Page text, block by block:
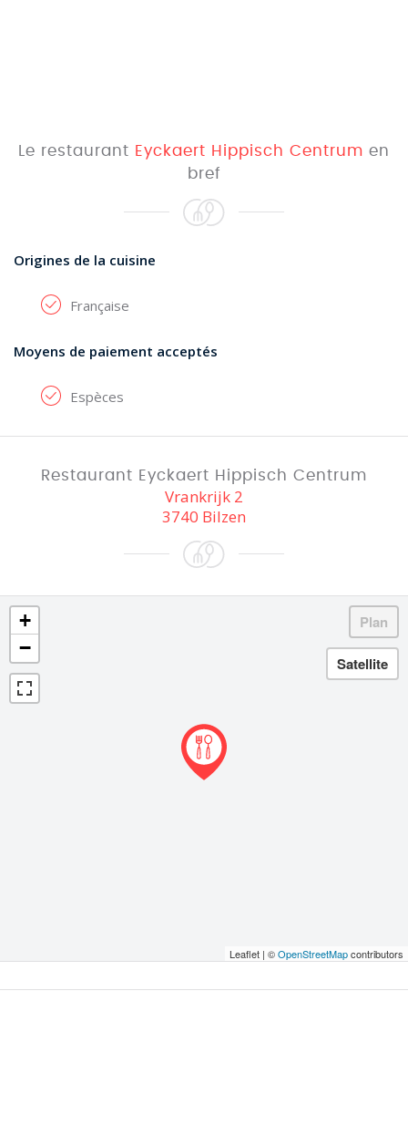
Le restaurant Eyckaert Hippisch Centrum en
bref
Origines de la cuisine
Française
Moyens de paiement acceptés
Espèces
Restaurant Eyckaert Hippisch Centrum
Vrankrijk 2
3740 Bilzen
+
−
Leaflet | ©OpenStreetMapcontributors